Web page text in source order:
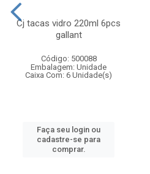
Cj tacas vidro 220ml 6pcs
gallant
Código: 500088
Embalagem: Unidade
Caixa Com: 6 Unidade(s)
Faça seu login ou
cadastre-se para
comprar.